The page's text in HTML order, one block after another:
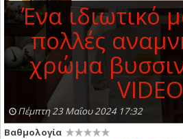
Ένα ιδιωτικό
πολλές
χρώμα
Πέμπτη 23 Μαΐου 2024 17:32
Βαθμολογία